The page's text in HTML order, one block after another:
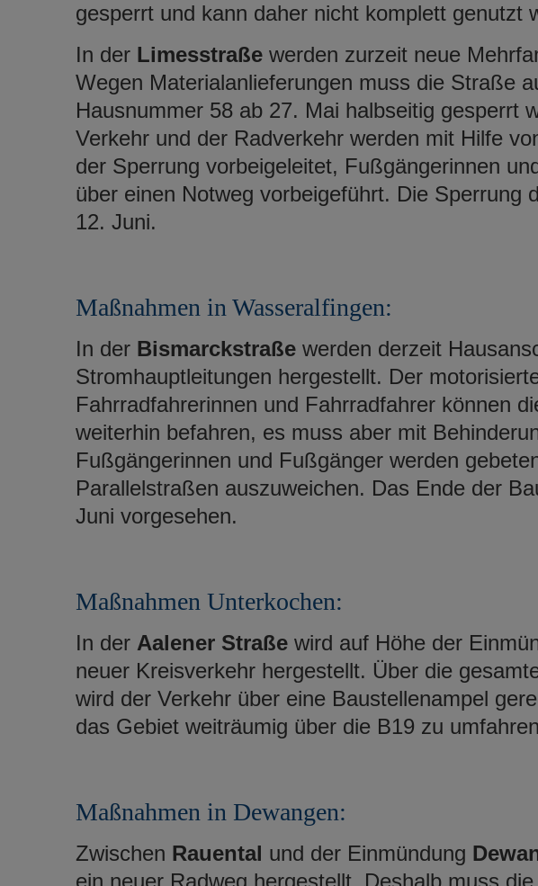
gesperrt und kann daher nicht komplett genutzt
In der Limesstraßewerden zurzeit neue
Wegen Materialanlieferungen muss die Straße
Hausnummer 58 ab 27. Mai halbseitig gesperrt
Verkehr und der Radverkehr werden mit Hilfe
der Sperrung vorbeigeleitet, Fußgängerinnen
über einen Notweg vorbeigeführt. Die Sperrung
12. Juni.
Maßnahmen in Wasseralfingen:
In der Bismarckstraßewerden derzeit
Stromhauptleitungen hergestellt. Der
Fahrradfahrerinnen und Fahrradfahrer können
weiterhin befahren, es muss aber mit
Fußgängerinnen und Fußgänger werden
Parallelstraßen auszuweichen. Das Ende der
Juni vorgesehen.
Maßnahmen Unterkochen:
In der Aalener Straßewird auf Höhe der
neuer Kreisverkehr hergestellt. Über die
wird der Verkehr über eine Baustellenampel
das Gebiet weiträumig über die B19 zu
Maßnahmen in Dewangen:
Zwischen Rauental und der Einmündung
ein neuer Radweg hergestellt. Deshalb muss